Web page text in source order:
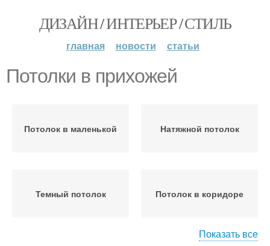
ДИЗАЙН / ИНТЕРЬЕР / СТИЛЬ
главная новости статьи
Потолки в прихожей
Потолок в маленькой Натяжной потолок
Темный потолок Потолок в коридоре
Показать все